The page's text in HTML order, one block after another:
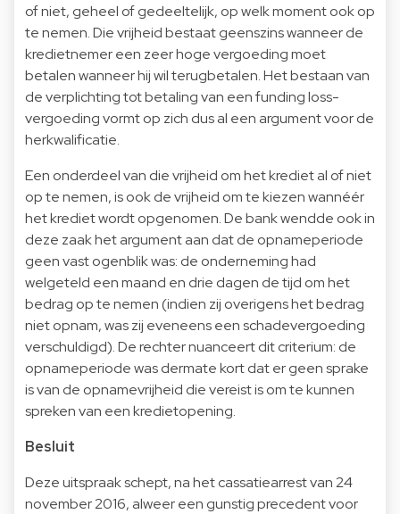
of niet, geheel of gedeeltelijk, op welk moment ook op
te nemen. Die vrijheid bestaat geenszins wanneer de
kredietnemer een zeer hoge vergoeding moet
betalen wanneer hij wil terugbetalen. Het bestaan van
de verplichting tot betaling van een funding loss-
vergoeding vormt op zich dus al een argument voor de
herkwalificatie.
Een onderdeel van die vrijheid om het krediet al of niet
op te nemen, is ook de vrijheid om te kiezen wannéér
het krediet wordt opgenomen. De bank wendde ook in
deze zaak het argument aan dat de opnameperiode
geen vast ogenblik was: de onderneming had
welgeteld een maand en drie dagen de tijd om het
bedrag op te nemen (indien zij overigens het bedrag
niet opnam, was zij eveneens een schadevergoeding
verschuldigd). De rechter nuanceert dit criterium: de
opnameperiode was dermate kort dat er geen sprake
is van de opnamevrijheid die vereist is om te kunnen
spreken van een kredietopening.
Besluit
Deze uitspraak schept, na het cassatiearrest van 24
november 2016, alweer een gunstig precedent voor